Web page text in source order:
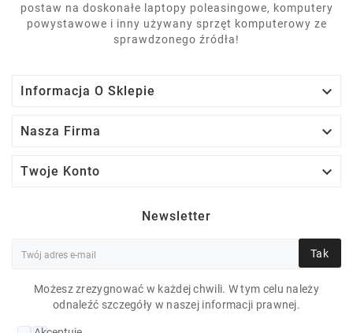
HP PROBOOK 650 G4
postaw na doskonałe laptopy poleasingowe, komputery
powystawowe i inny używany sprzęt komputerowy ze
sprawdzonego źródła!
Informacja O Sklepie 
Nasza Firma 
Twoje Konto 
Newsletter
Tak
Możesz zrezygnować w każdej chwili. W tym celu należy
odnaleźć szczegóły w naszej informacji prawnej.